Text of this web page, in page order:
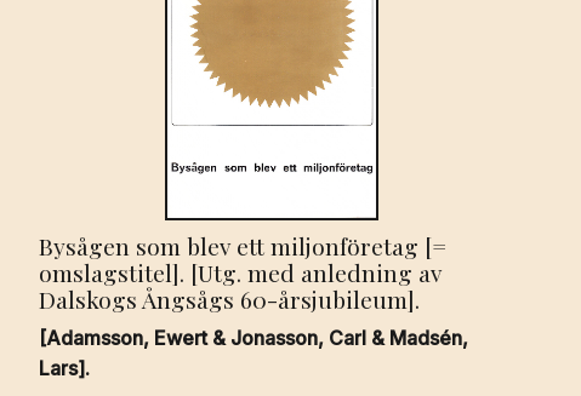
Bysågen som blev ett miljonföretag [=
omslagstitel]. [Utg. med anledning av
Dalskogs Ångsågs 60-årsjubileum].
[Adamsson, Ewert & Jonasson, Carl & Madsén,
Lars].